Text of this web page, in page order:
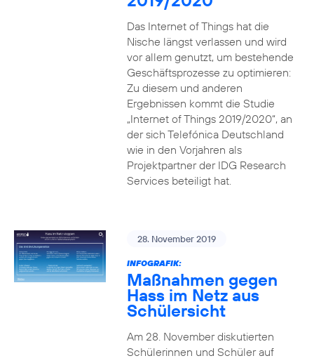
Das Internet of Things hat die
Nische längst verlassen und wird
vor allem genutzt, um bestehende
Geschäftsprozesse zu optimieren:
Zu diesem und anderen
Ergebnissen kommt die Studie
„Internet of Things 2019/2020“, an
der sich Telefónica Deutschland
wie in den Vorjahren als
Projektpartner der IDG Research
Services beteiligt hat.
28. November 2019
INFOGRAFIK:
Maßnahmen gegen
Hass im Netz aus
Schülersicht
Am 28. November diskutierten
Schülerinnen und Schüler auf